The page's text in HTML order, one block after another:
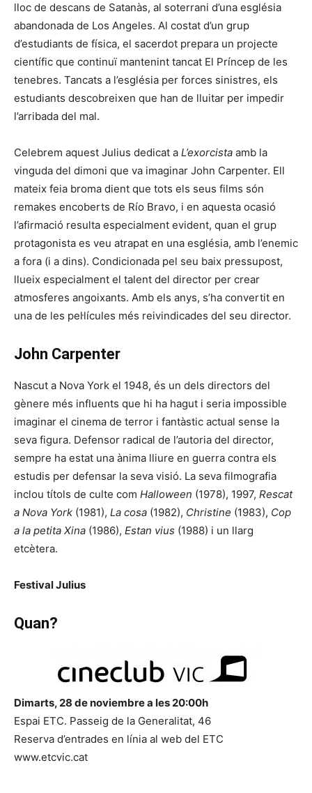
lloc de descans de Satanàs, al soterrani d’una església
abandonada de Los Angeles. Al costat d’un grup
d’estudiants de física, el sacerdot prepara un projecte
científic que continuï mantenint tancat El Príncep de les
tenebres. Tancats a l’església per forces sinistres, els
estudiants descobreixen que han de lluitar per impedir
l’arribada del mal.
Celebrem aquest Julius dedicat a L’exorcista amb la
vinguda del dimoni que va imaginar John Carpenter. Ell
mateix feia broma dient que tots els seus films són
remakes encoberts de Río Bravo, i en aquesta ocasió
l’afirmació resulta especialment evident, quan el grup
protagonista es veu atrapat en una església, amb l’enemic
a fora (i a dins). Condicionada pel seu baix pressupost,
llueix especialment el talent del director per crear
atmosferes angoixants. Amb els anys, s’ha convertit en
una de les pel·lícules més reivindicades del seu director.
John Carpenter
Nascut a Nova York el 1948, és un dels directors del
gènere més influents que hi ha hagut i seria impossible
imaginar el cinema de terror i fantàstic actual sense la
seva figura. Defensor radical de l’autoria del director,
sempre ha estat una ànima lliure en guerra contra els
estudis per defensar la seva visió. La seva filmografia
inclou títols de culte com Halloween (1978), 1997, Rescat
a Nova York (1981), La cosa (1982), Christine (1983), Cop
a la petita Xina (1986), Estan vius (1988) i un llarg
etcètera.
Festival Julius
Quan?
Dimarts, 28 de noviembre a les 20:00h
Espai ETC. Passeig de la Generalitat, 46
Reserva d’entrades en línia al web del ETC
www.etcvic.cat